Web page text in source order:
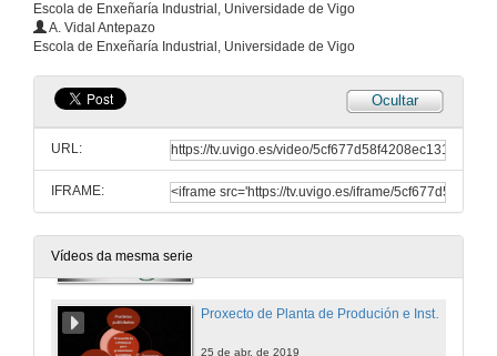
Escola de Enxeñaría Industrial, Universidade de Vigo
A. Vidal Antepazo
Escola de Enxeñaría Industrial, Universidade de Vigo
Ocultar
URL:
IFRAME:
Vídeos da mesma serie
25 de abr. de 2019
Proxecto de Planta de Produción e Instalación de Xardíns Verticais I
25 de abr. de 2019
Vídeo. Proxecto de Planta de Produción e Instalación de Xardíns Verticais
25 de abr. de 2019